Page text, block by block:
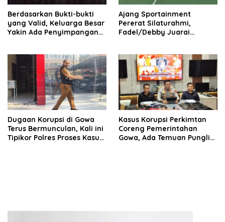
Berdasarkan Bukti-bukti
yang Valid, Keluarga Besar
Yakin Ada Penyimpangan
Ajang Sportainment
Pererat Silaturahmi,
Fadel/Debby Juarai
Dugaan Korupsi di Gowa
Terus Bermunculan, Kali ini
Tipikor Polres Proses Kasus
Kasus Korupsi Perkimtan
Coreng Pemerintahan
Gowa, Ada Temuan Pungli